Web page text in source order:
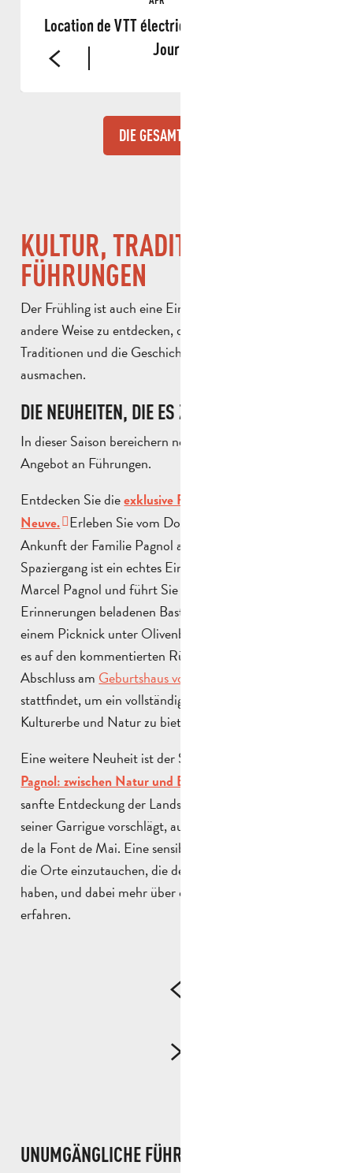
Location de VTT électrique dans le Garlaban -
Journée
DIE GESAMTE AGENDA
KULTUR, TRADITIONEN UND
FÜHRUNGEN
Der Frühling ist auch eine Einladung, Aubagne auf
andere Weise zu entdecken, durch sein Kulturerbe, seine
Traditionen und die Geschichten, die seine Identität
ausmachen.
DIE NEUHEITEN, DIE ES ZU ENTDECKEN GILT
In dieser Saison bereichern neue Erfahrungen das
Angebot an Führungen.
Entdecken Sie dieexklusive Führung durch die Bastide
Neuve. Erleben Sie vom Dorf La Treille aus die
Ankunft der Familie Pagnol an ihrem Urlaubsort. Der
Spaziergang ist ein echtes Eintauchen in die Welt von
Marcel Pagnol und führt Sie bis ins Innere dieser mit
Erinnerungen beladenen Bastide. Der Tag wird mit
einem Picknick unter Olivenbäumen verlängert, bevor
es auf den kommentierten Rückweg geht und der
Abschluss am Geburtshaus von Marcel Pagnol
stattfindet, um ein vollständiges Erlebnis zwischen
Kulturerbe und Natur zu bieten.
Eine weitere Neuheit ist der Spaziergang „
Pagnol: zwischen Natur und Erinnerung
sanfte Entdeckung der Landschaften des Garlaban und
seiner Garrigue vorschlägt, ausgehend von der Domaine
de la Font de Mai. Eine sensible und zugängliche Art, in
die Orte einzutauchen, die den Schriftsteller inspiriert
haben, und dabei mehr über die lokalen Pflanzen zu
erfahren.
UNUMGÄNGLICHE FÜHRUNGEN